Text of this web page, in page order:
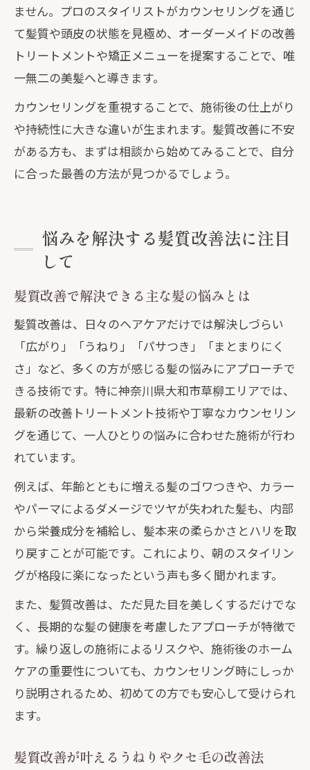
ません。プロのスタイリストがカウンセリングを通じ
て髪質や頭皮の状態を見極め、オーダーメイドの改善
トリートメントや矯正メニューを提案することで、唯
一無二の美髪へと導きます。
カウンセリングを重視することで、施術後の仕上がり
や持続性に大きな違いが生まれます。髪質改善に不安
がある方も、まずは相談から始めてみることで、自分
に合った最善の方法が見つかるでしょう。
悩みを解決する髪質改善法に注目
して
髪質改善で解決できる主な髪の悩みとは
髪質改善は、日々のヘアケアだけでは解決しづらい
「広がり」「うねり」「パサつき」「まとまりにく
さ」など、多くの方が感じる髪の悩みにアプローチで
きる技術です。特に神奈川県大和市草柳エリアでは、
最新の改善トリートメント技術や丁寧なカウンセリン
グを通じて、一人ひとりの悩みに合わせた施術が行わ
れています。
例えば、年齢とともに増える髪のゴワつきや、カラー
やパーマによるダメージでツヤが失われた髪も、内部
から栄養成分を補給し、髪本来の柔らかさとハリを取
り戻すことが可能です。これにより、朝のスタイリン
グが格段に楽になったという声も多く聞かれます。
また、髪質改善は、ただ見た目を美しくするだけでな
く、長期的な髪の健康を考慮したアプローチが特徴で
す。繰り返しの施術によるリスクや、施術後のホーム
ケアの重要性についても、カウンセリング時にしっか
り説明されるため、初めての方でも安心して受けられ
ます。
髪質改善が叶えるうねりやクセ毛の改善法